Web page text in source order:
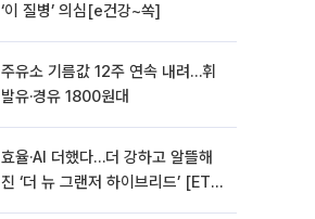
‘이 질병’ 의심[e건강~쏙]
주유소 기름값 12주 연속 내려…휘
발유·경유 1800원대
효율·AI 더했다…더 강하고 알뜰해
진 ‘더 뉴 그랜저 하이브리드’ [ET의